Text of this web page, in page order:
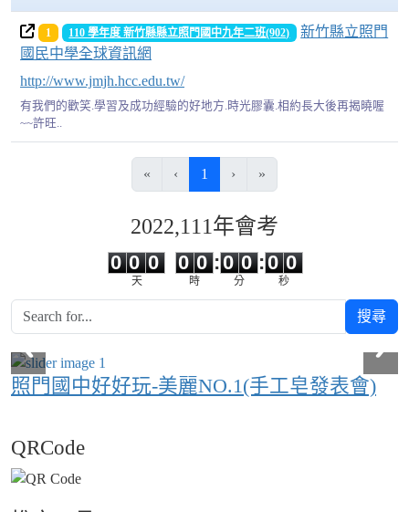
1 110 學年度 新竹縣縣立照門國中九年二班(902)
新竹縣立照門
國民中學全球資訊網
http://www.jmjh.hcc.edu.tw/
有我們的歡笑.學習及成功經驗的好地方.時光膠囊.相約長大後再揭曉喔
~~許旺..
« ‹ 1 (目前頁次)
› »
2022,111年會考
0
0
0
0
0
天
0
0
0
0
時
:
0
0
0
0
分
:
0
0 0
秒
搜尋
照門國中好好玩-美麗NO.1(手工皂發表會)
QRCode